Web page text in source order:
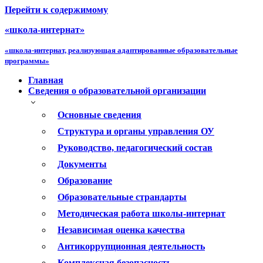
Перейти к содержимому
«школа-интернат»
«школа-интернат, реализующая адаптированные образовательные
программы»
Главная
Сведения о образовательной организации
Основные сведения
Структура и органы управления ОУ
Руководство, педагогический состав
Документы
Образование
Образовательные страндарты
Методическая работа школы-интернат
Независимая оценка качества
Антикоррупционная деятельность